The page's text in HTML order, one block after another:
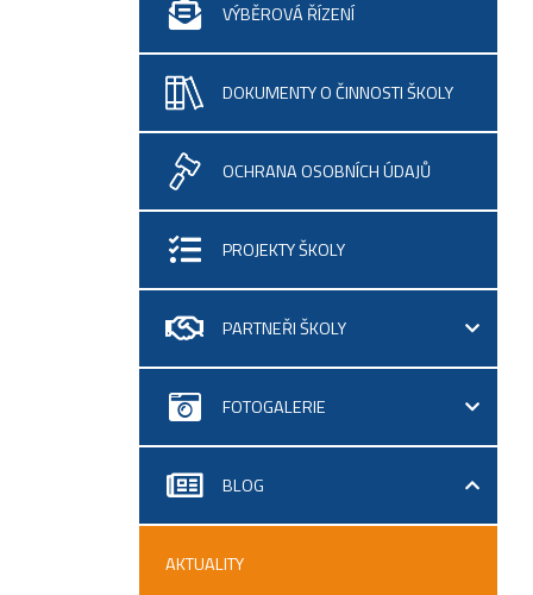
VÝBĚROVÁ ŘÍZENÍ
DOKUMENTY O ČINNOSTI ŠKOLY
OCHRANA OSOBNÍCH ÚDAJŮ
PROJEKTY ŠKOLY
PARTNEŘI ŠKOLY
FOTOGALERIE
BLOG
AKTUALITY